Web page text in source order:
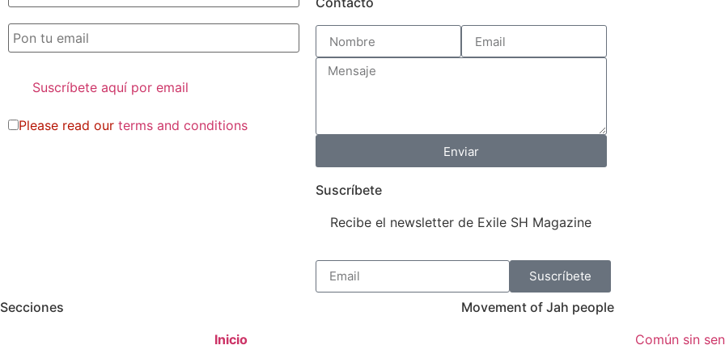
Please read our terms and conditions
Enviar
Suscríbete
Recibe el newsletter de Exile SH Magazine
Suscríbete
Secciones
Inicio
Movement of Jah people
Común sin